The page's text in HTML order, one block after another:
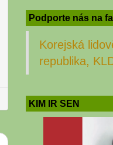
Podporte nás na
Korejská
republika,
KIM IR SEN